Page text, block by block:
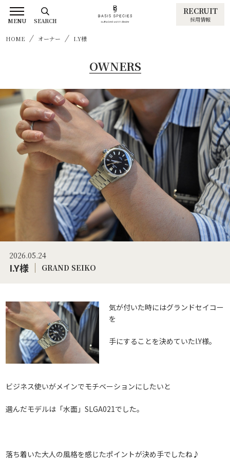
RECRUIT
採用情報
HOME オーナー I.Y様
OWNERS
2026.05.24
I.Y様 GRAND SEIKO
気が付いた時にはグランドセイコー
を
手にすることを決めていたI.Y様。
ビジネス使いがメインでモチベーションにしたいと
選んだモデルは「水面」SLGA021でした。
落ち着いた大人の風格を感じたポイントが決め手でしたね♪
MENU SEARCH